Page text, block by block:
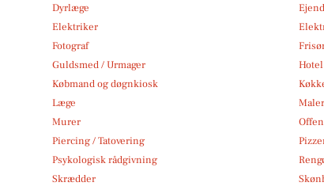
Dyrlæge
Elektriker
Fotograf
Guldsmed / Urmager
Hotel
Købmand og døgnkiosk
Læge
Maler
Murer
Piercing / Tatovering
Psykologisk rådgivning
Skrædder